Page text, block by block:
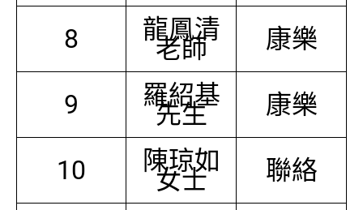
8 龍鳳清
老師 康樂
9 羅紹基
先生 康樂
10 陳琼如
女士 聯絡